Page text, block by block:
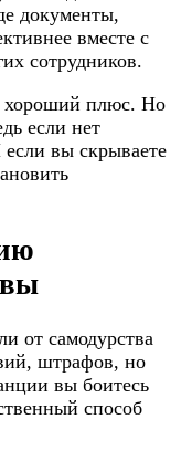
документы,
вместе с
сотрудников.
хороший плюс. Но
если нет
если вы скрываете
от самодурства
штрафов, но
вы боитесь
способ